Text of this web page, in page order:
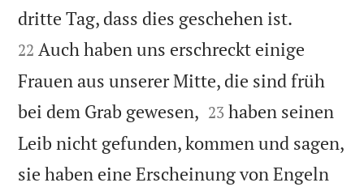
dritte Tag, dass dies geschehen ist.
22 Auch haben uns erschreckt einige
Frauen aus unserer Mitte, die sind früh
bei dem Grab gewesen, 

23 haben seinen
Leib nicht gefunden, kommen und sagen,
sie haben eine Erscheinung von Engeln